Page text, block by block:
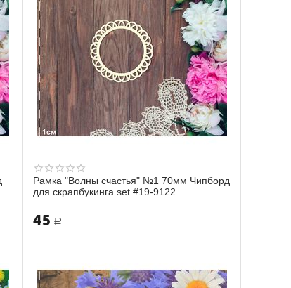
Рамка "Волны счастья" №1 70мм Чипборд
для скрапбукинга set #19-9122
45 Р